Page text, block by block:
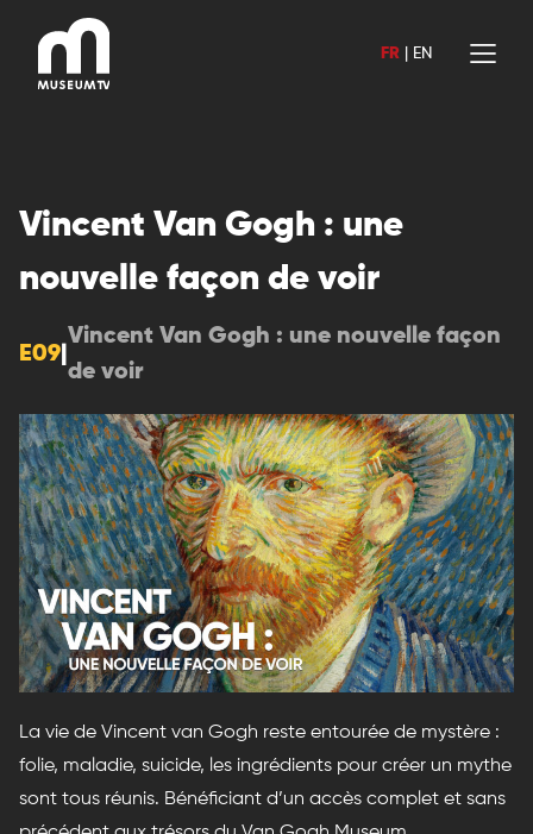
contenu
FR EN
Vincent Van Gogh : une
nouvelle façon de voir
E09
Vincent Van Gogh : une nouvelle façon
de voir
La vie de Vincent van Gogh reste entourée de mystère :
folie, maladie, suicide, les ingrédients pour créer un mythe
sont tous réunis. Bénéficiant d’un accès complet et sans